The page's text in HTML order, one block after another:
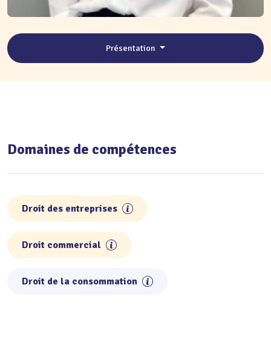
Présentation
Domaines de compétences
Droit des entreprises
Droit commercial
Droit de la consommation